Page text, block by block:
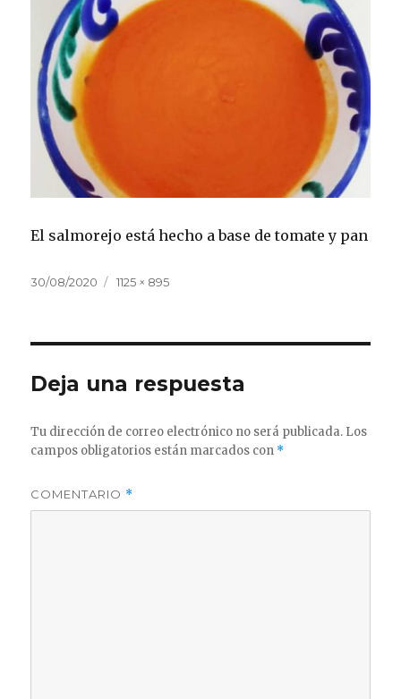
El salmorejo está hecho a base de tomate y pan
Publicado
30/08/2020
Tamaño
1125 × 895
Deja una respuesta
Tu dirección de correo electrónico no será publicada. Los
campos obligatorios están marcados con *
COMENTARIO *